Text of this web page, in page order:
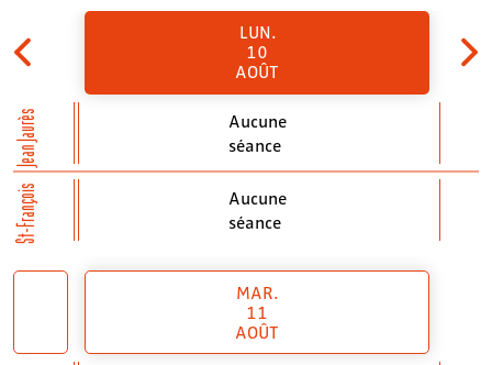
Jean Jaurès
St-François
LUN.
10
AOÛT
Aucune
séance
Aucune
séance
MAR.
11
AOÛT